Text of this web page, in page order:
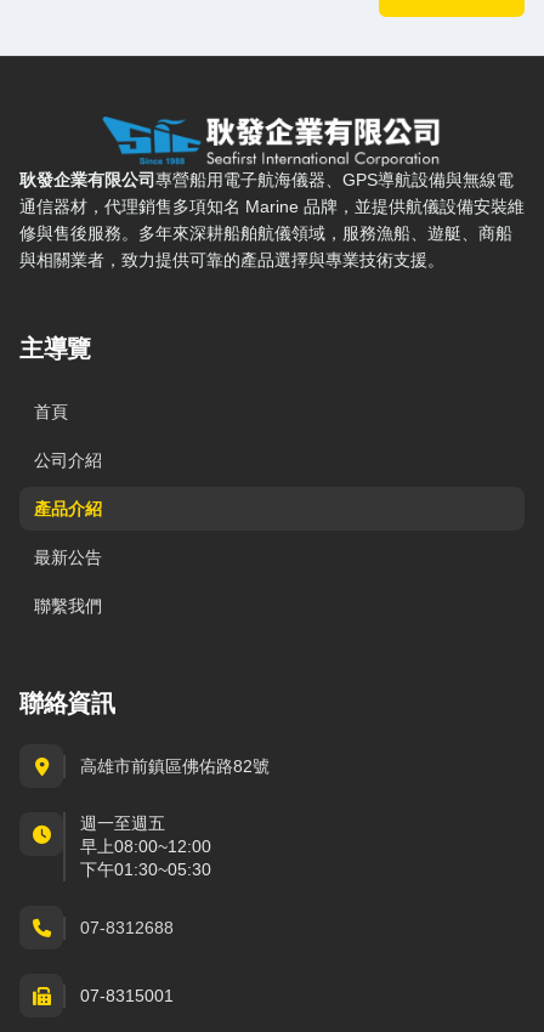
耿發企業有限公司 — 網站概要、主導覽與聯絡方式
耿發企業有限公司專營船用電子航海儀器、GPS導航設備與無線電
通信器材，代理銷售多項知名 Marine 品牌，並提供航儀設備安裝維
修與售後服務。多年來深耕船舶航儀領域，服務漁船、遊艇、商船
與相關業者，致力提供可靠的產品選擇與專業技術支援。
主導覽
首頁
公司介紹
產品介紹
最新公告
聯繫我們
聯絡資訊
高雄市前鎮區佛佑路82號
週一至週五
早上08:00~12:00
下午01:30~05:30
07-8312688
07-8315001